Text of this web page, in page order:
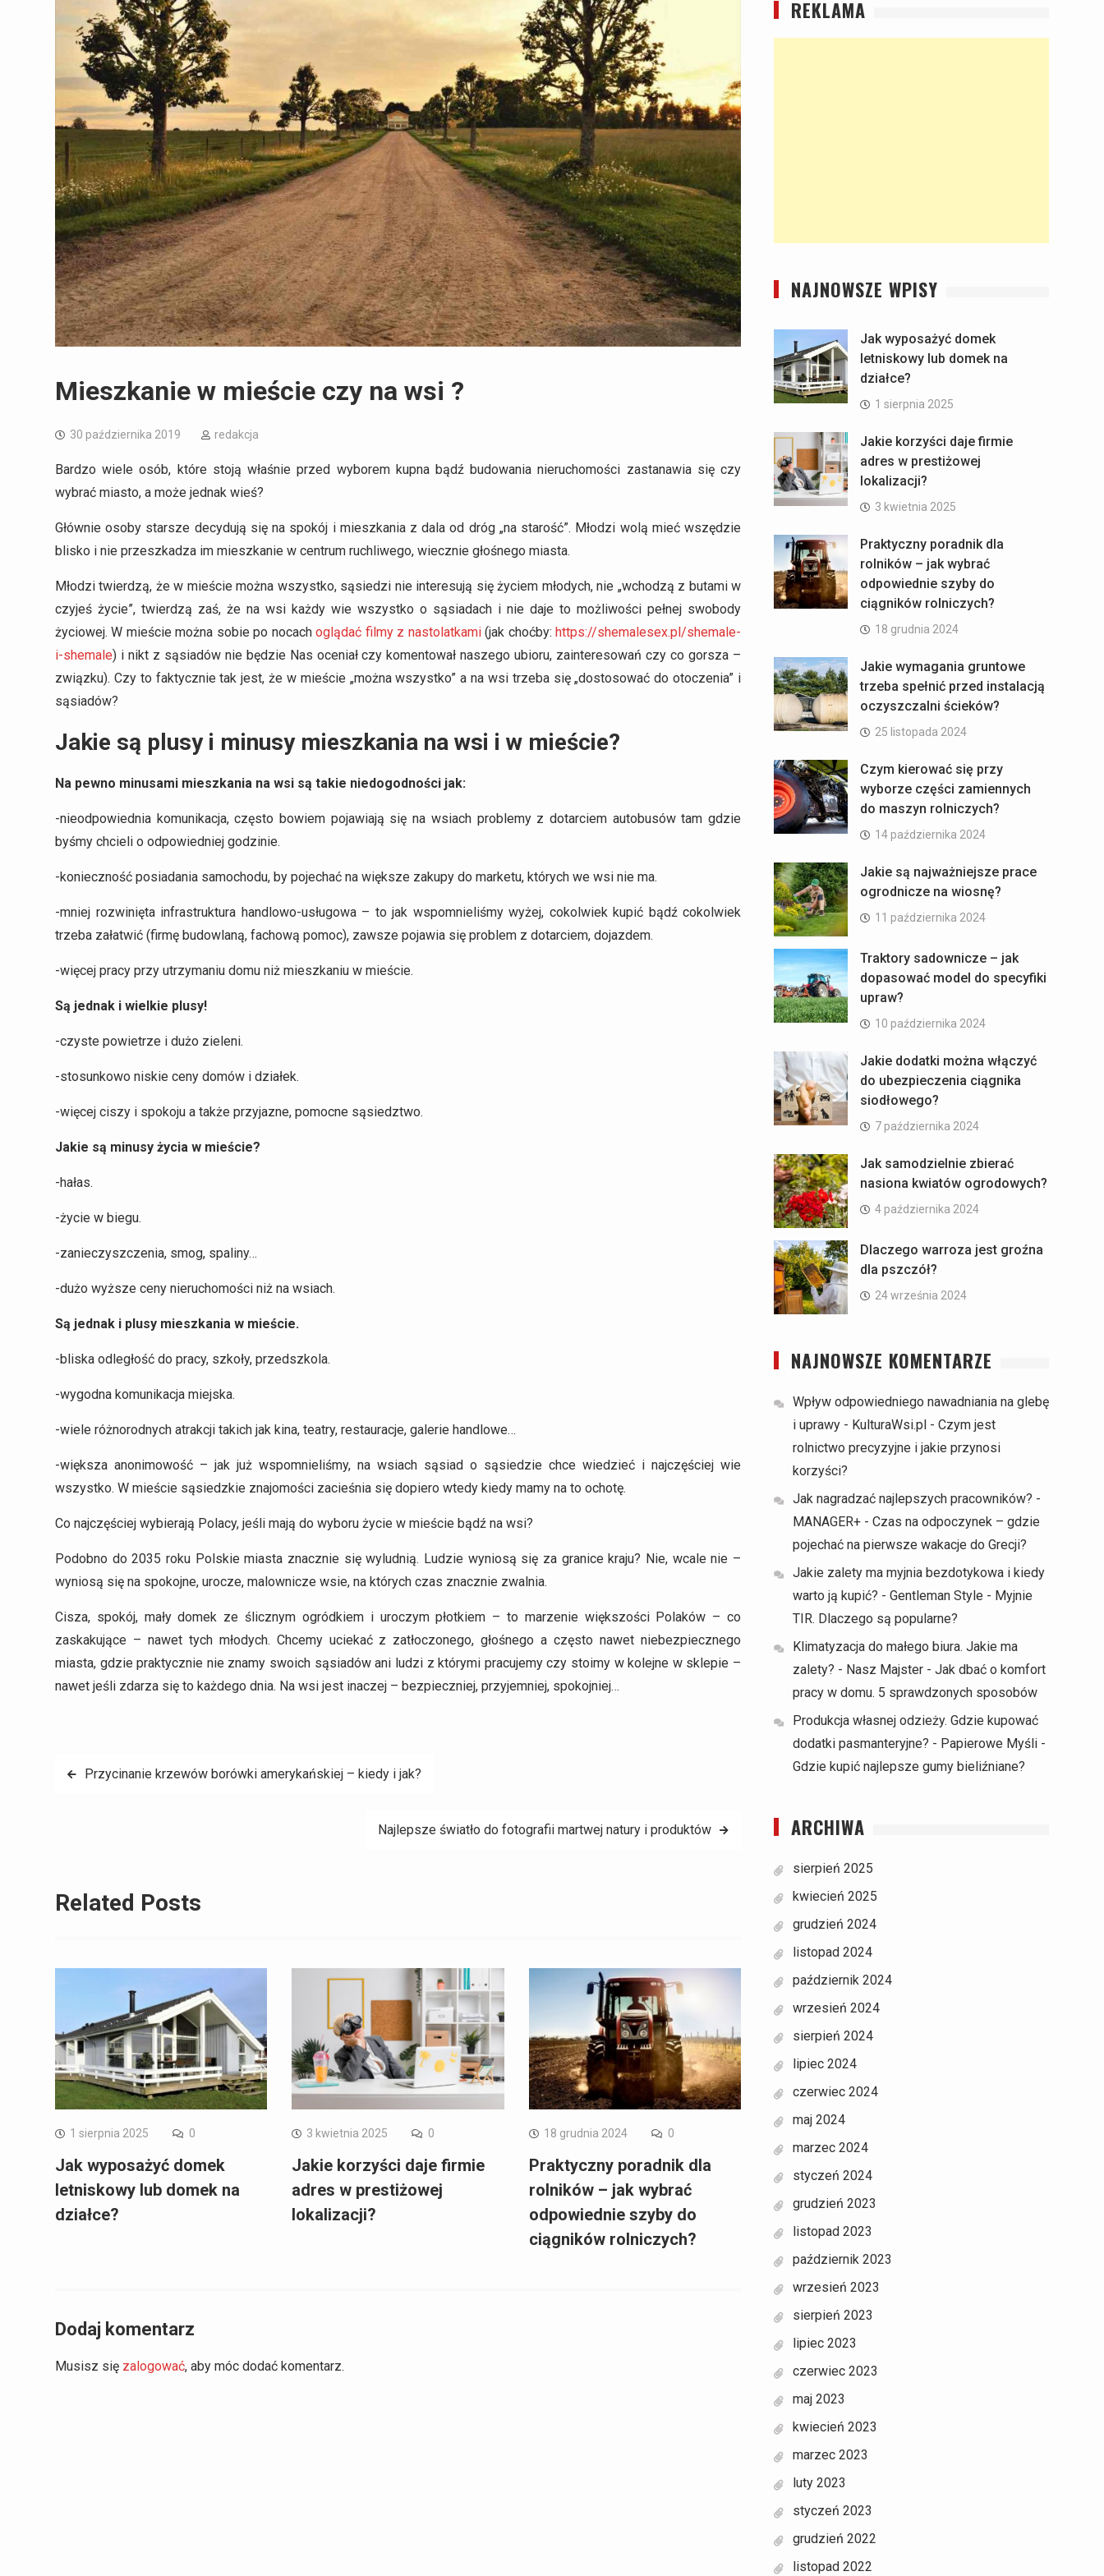
Mieszkanie w mieście czy na wsi ?
30 października 2019 redakcja
Bardzo wiele osób, które stoją właśnie przed wyborem kupna bądź budowania nieruchomości zastanawia się czy
wybrać miasto, a może jednak wieś?
Głównie osoby starsze decydują się na spokój i mieszkania z dala od dróg „na starość”. Młodzi wolą mieć wszędzie
blisko i nie przeszkadza im mieszkanie w centrum ruchliwego, wiecznie głośnego miasta.
Młodzi twierdzą, że w mieście można wszystko, sąsiedzi nie interesują się życiem młodych, nie „wchodzą z butami w
czyjeś życie”, twierdzą zaś, że na wsi każdy wie wszystko o sąsiadach i nie daje to możliwości pełnej swobody
życiowej. W mieście można sobie po nocachoglądać filmy z nastolatkami(jak choćby: https://shemalesex.pl/shemale-
i-shemale) i nikt z sąsiadów nie będzie Nas oceniał czy komentował naszego ubioru, zainteresowań czy co gorsza –
związku). Czy to faktycznie tak jest, że w mieście „można wszystko” a na wsi trzeba się „dostosować do otoczenia” i
sąsiadów?
Jakie są plusy i minusy mieszkania na wsi i w mieście?
Na pewno minusami mieszkania na wsi są takie niedogodności jak:
-nieodpowiednia komunikacja, często bowiem pojawiają się na wsiach problemy z dotarciem autobusów tam gdzie
byśmy chcieli o odpowiedniej godzinie.
-konieczność posiadania samochodu, by pojechać na większe zakupy do marketu, których we wsi nie ma.
-mniej rozwinięta infrastruktura handlowo-usługowa – to jak wspomnieliśmy wyżej, cokolwiek kupić bądź cokolwiek
trzeba załatwić (firmę budowlaną, fachową pomoc), zawsze pojawia się problem z dotarciem, dojazdem.
-więcej pracy przy utrzymaniu domu niż mieszkaniu w mieście.
Są jednak i wielkie plusy!
-czyste powietrze i dużo zieleni.
-stosunkowo niskie ceny domów i działek.
-więcej ciszy i spokoju a także przyjazne, pomocne sąsiedztwo.
Jakie są minusy życia w mieście?
-hałas.
-życie w biegu.
-zanieczyszczenia, smog, spaliny…
-dużo wyższe ceny nieruchomości niż na wsiach.
Są jednak i plusy mieszkania w mieście.
-bliska odległość do pracy, szkoły, przedszkola.
-wygodna komunikacja miejska.
-wiele różnorodnych atrakcji takich jak kina, teatry, restauracje, galerie handlowe…
-większa anonimowość – jak już wspomnieliśmy, na wsiach sąsiad o sąsiedzie chce wiedzieć i najczęściej wie
wszystko. W mieście sąsiedzkie znajomości zacieśnia się dopiero wtedy kiedy mamy na to ochotę.
Co najczęściej wybierają Polacy, jeśli mają do wyboru życie w mieście bądź na wsi?
Podobno do 2035 roku Polskie miasta znacznie się wyludnią. Ludzie wyniosą się za granice kraju? Nie, wcale nie –
wyniosą się na spokojne, urocze, malownicze wsie, na których czas znacznie zwalnia.
Cisza, spokój, mały domek ze ślicznym ogródkiem i uroczym płotkiem – to marzenie większości Polaków – co
zaskakujące – nawet tych młodych. Chcemy uciekać z zatłoczonego, głośnego a często nawet niebezpiecznego
miasta, gdzie praktycznie nie znamy swoich sąsiadów ani ludzi z którymi pracujemy czy stoimy w kolejne w sklepie –
nawet jeśli zdarza się to każdego dnia. Na wsi jest inaczej – bezpieczniej, przyjemniej, spokojniej…
Nawigacja
Przycinanie krzewów borówki amerykańskiej – kiedy i jak?
Najlepsze światło do fotografii martwej natury i produktów
Related Posts
1 sierpnia 2025 0
Jak wyposażyć domek
letniskowy lub domek na
działce?
3 kwietnia 2025 0
Jakie korzyści daje firmie
adres w prestiżowej
lokalizacji?
18 grudnia 2024 0
Praktyczny poradnik dla
rolników – jak wybrać
odpowiednie szyby do
ciągników rolniczych?
Dodaj komentarz
Musisz się zalogować, aby móc dodać komentarz.
REKLAMA
NAJNOWSZE WPISY
Jak wyposażyć domek
letniskowy lub domek na
działce?
1 sierpnia 2025
Jakie korzyści daje firmie
adres w prestiżowej
lokalizacji?
3 kwietnia 2025
Praktyczny poradnik dla
rolników – jak wybrać
odpowiednie szyby do
ciągników rolniczych?
18 grudnia 2024
Jakie wymagania gruntowe
trzeba spełnić przed instalacją
oczyszczalni ścieków?
25 listopada 2024
Czym kierować się przy
wyborze części zamiennych
do maszyn rolniczych?
14 października 2024
Jakie są najważniejsze prace
ogrodnicze na wiosnę?
11 października 2024
Traktory sadownicze – jak
dopasować model do specyfiki
upraw?
10 października 2024
Jakie dodatki można włączyć
do ubezpieczenia ciągnika
siodłowego?
7 października 2024
Jak samodzielnie zbierać
nasiona kwiatów ogrodowych?
4 października 2024
Dlaczego warroza jest groźna
dla pszczół?
24 września 2024
NAJNOWSZE KOMENTARZE
Wpływ odpowiedniego nawadniania na glebę
i uprawy - KulturaWsi.pl - Czym jest
rolnictwo precyzyjne i jakie przynosi
korzyści?
Jak nagradzać najlepszych pracowników? -
MANAGER+ - Czas na odpoczynek – gdzie
pojechać na pierwsze wakacje do Grecji?
Jakie zalety ma myjnia bezdotykowa i kiedy
warto ją kupić? - Gentleman Style - Myjnie
TIR. Dlaczego są popularne?
Klimatyzacja do małego biura. Jakie ma
zalety? - Nasz Majster - Jak dbać o komfort
pracy w domu. 5 sprawdzonych sposobów
Produkcja własnej odzieży. Gdzie kupować
dodatki pasmanteryjne? - Papierowe Myśli -
Gdzie kupić najlepsze gumy bieliźniane?
ARCHIWA
sierpień 2025
kwiecień 2025
grudzień 2024
listopad 2024
październik 2024
wrzesień 2024
sierpień 2024
lipiec 2024
czerwiec 2024
maj 2024
marzec 2024
styczeń 2024
grudzień 2023
listopad 2023
październik 2023
wrzesień 2023
sierpień 2023
lipiec 2023
czerwiec 2023
maj 2023
kwiecień 2023
marzec 2023
luty 2023
styczeń 2023
grudzień 2022
listopad 2022